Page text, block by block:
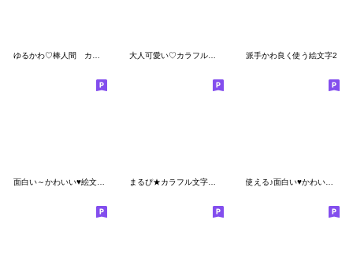
派手かわ良く使う絵文字2
面白い～かわいい♥絵文字&顔文字♥文字付 まるぴ★カラフル文字入り 使える♪面白い♥かわいい♥ 絵文字&顔文字